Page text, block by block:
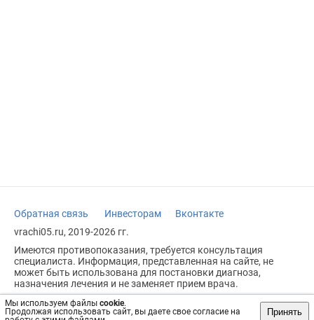
Мы используем файлы cookie.
Продолжая использовать сайт, вы даете свое согласие на
Принять
Обратная связь Инвесторам
Вконтакте
vrachi05.ru, 2019-2026 гг.
Имеются противопоказания, требуется консультация
специалиста. Информация, представленная на сайте, не
может быть использована для постановки диагноза,
назначения лечения и не заменяет прием врача.
Возрастное ограничение: 18+